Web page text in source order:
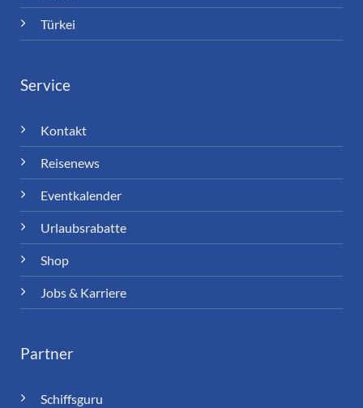
Türkei
Service
Kontakt
Reisenews
Eventkalender
Urlaubsrabatte
Shop
Jobs & Karriere
Partner
Schiffsguru